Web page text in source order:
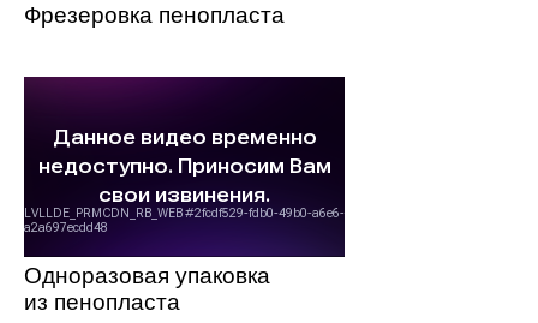
Фрезеровка пенопласта
Одноразовая упаковка
из пенопласта